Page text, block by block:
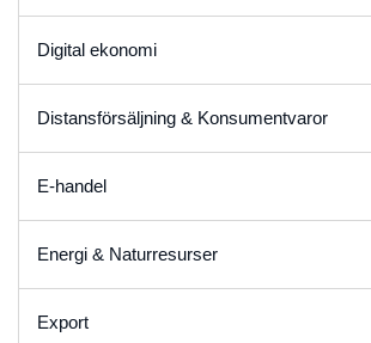
Digital ekonomi
Distansförsäljning & Konsumentvaror
E-handel
Energi & Naturresurser
Export